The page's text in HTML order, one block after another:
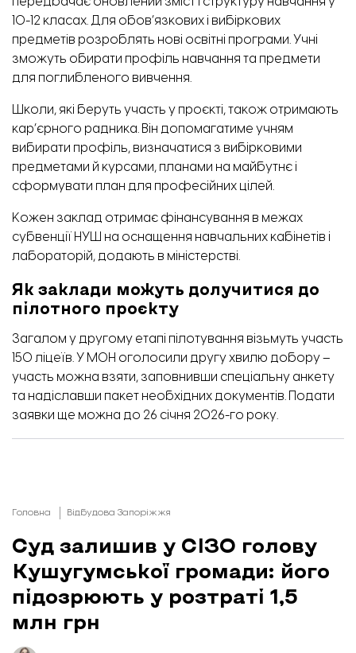
10-12 класах. Для обов’язкових і вибіркових
предметів розроблять нові освітні програми. Учні
зможуть обирати профіль навчання та предмети
для поглибленого вивчення.
Школи, які беруть участь у проєкті, також отримають
кар’єрного радника. Він допомагатиме учням
вибирати профіль, визначатися з вибірковими
предметами й курсами, планами на майбутнє і
сформувати план для професійних цілей.
Кожен заклад отримає фінансування в межах
субвенції НУШ на оснащення навчальних кабінетів і
лабораторій, додають в міністерстві.
Як заклади можуть долучитися до
пілотного проєкту
Загалом у другому етапі пілотування візьмуть участь
150 ліцеїв. У МОН оголосили другу хвилю добору –
участь можна взяти, заповнивши спеціальну анкету
та надіславши пакет необхідних документів. Подати
заявки ще можна до 26 січня 2026-го року.
Головна Відбудова Запоріжжя
Суд залишив у СІЗО голову
Кушугумської громади: його
підозрюють у розтраті 1,5
млн грн